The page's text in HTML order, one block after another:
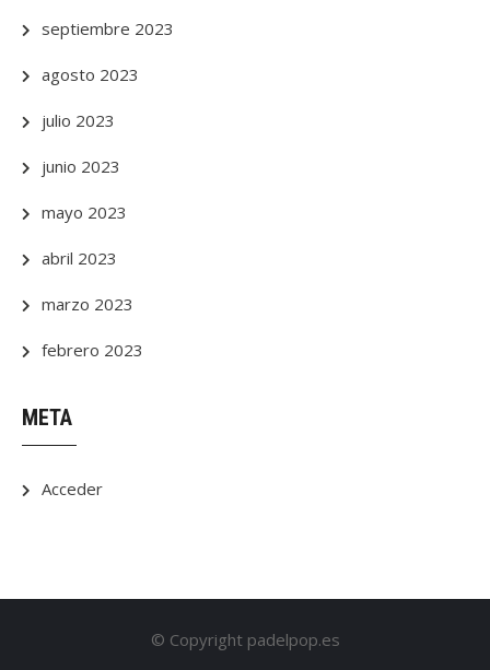
septiembre 2023
agosto 2023
julio 2023
junio 2023
mayo 2023
abril 2023
marzo 2023
febrero 2023
META
Acceder
© Copyright padelpop.es